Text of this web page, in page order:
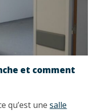
et comment
qu’est unesalle